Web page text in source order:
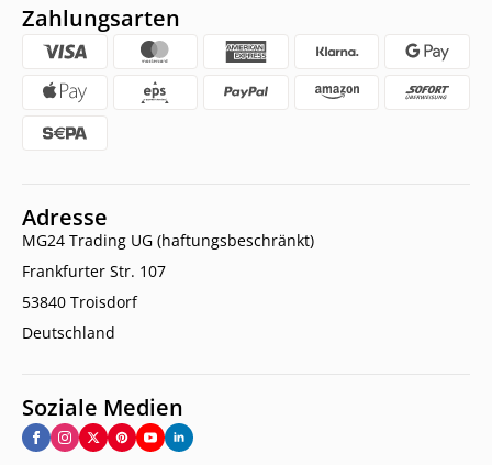
Zahlungsarten
Adresse
MG24 Trading UG (haftungsbeschränkt)
Frankfurter Str. 107
53840 Troisdorf
Deutschland
Soziale Medien